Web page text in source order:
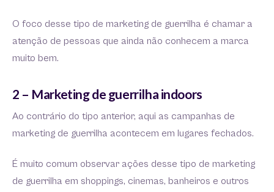
O foco desse tipo de marketing de guerrilha é chamar a
atenção de pessoas que ainda não conhecem a marca
muito bem.
2 – Marketing de guerrilha indoors
Ao contrário do tipo anterior, aqui as campanhas de
marketing de guerrilha acontecem em lugares fechados.
É muito comum observar ações desse tipo de marketing
de guerrilha em shoppings, cinemas, banheiros e outros